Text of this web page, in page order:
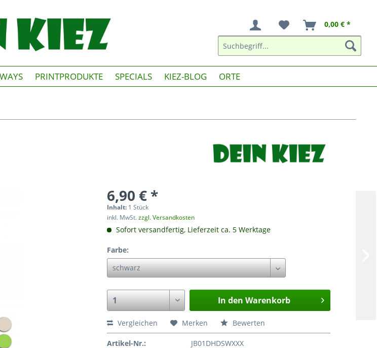
0,00 € *
PRINTPRODUKTE SPECIALS KIEZ-BLOG ORTE
6,90 € *
Inhalt: 1 Stück
inkl. MwSt.zzgl. Versandkosten
Sofort versandfertig, Lieferzeit ca. 5 Werktage
Farbe:
In den Warenkorb
Vergleichen Merken Bewerten
Artikel-Nr.:
JB01DHDSWXXX